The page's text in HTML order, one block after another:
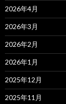
2026年4月
2026年3月
2026年2月
2026年1月
2025年12月
2025年11月